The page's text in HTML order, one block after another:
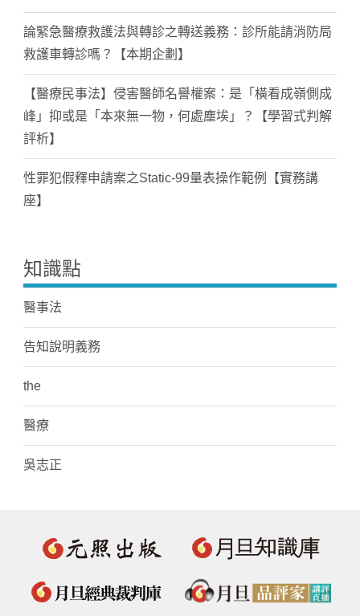
論緊急醫療救護法與轉診之轉送義務：診所能請消防局
救護車轉診嗎？【本期企劃】
【醫療民事法】侵害醫師名譽權案：是「橫看成嶺側成
峰」抑或是「本來無一物，何處塵埃」？【學習式判解
評析】
性罪犯假釋申請案之Static-99量表操作範例【實務講
座】
知識點
醫事法
告知說明義務
the
醫療
吳志正